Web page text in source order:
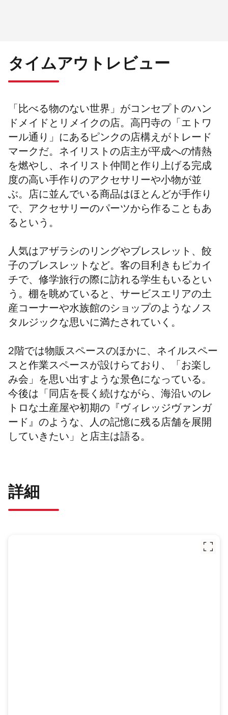
タイムアウトレビュー
「比べる物のない世界」がコンセプトのハン
ドメイドとリメイクの店。高円寺の「エトワ
ール通り」にあるピンクの店構えがトレード
マークだ。ネイリストの店主が平成への情熱
を燃やし、ネイリスト仲間と作り上げる完成
度の高い手作りのアクセサリーや小物が並
ぶ。店に並んでいる商品はほとんどが手作り
で、アクセサリーのパーツから作ることもあ
るという。
人気はアザラシのリングやブレスレット、餃
子のブレスレットなど。客の目利きもピカイ
チで、修学旅行の際に訪れる学生もいるとい
う。棚を眺めていると、サービスエリアの土
産コーナーや水族館のショップのようなノス
タルジックな思いに満たされていく。
2階では物販スペースのほかに、ネイルスペー
スと作業スペースが設けらており、「お楽し
み会」を思い出すような景色になっている。
今後は「同店を長く続けながら、海沿いのレ
トロな土産屋や初期の『ヴィレッジヴァンガ
ード』のような、人の記憶に残る店舗を展開
していきたい」と店主は語る。
詳細